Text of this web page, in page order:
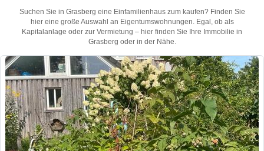
Suchen Sie in Grasberg eine Einfamilienhaus zum kaufen? Finden Sie
hier eine große Auswahl an Eigentumswohnungen. Egal, ob als
Kapitalanlage oder zur Vermietung – hier finden Sie Ihre Immobilie in
Grasberg oder in der Nähe.